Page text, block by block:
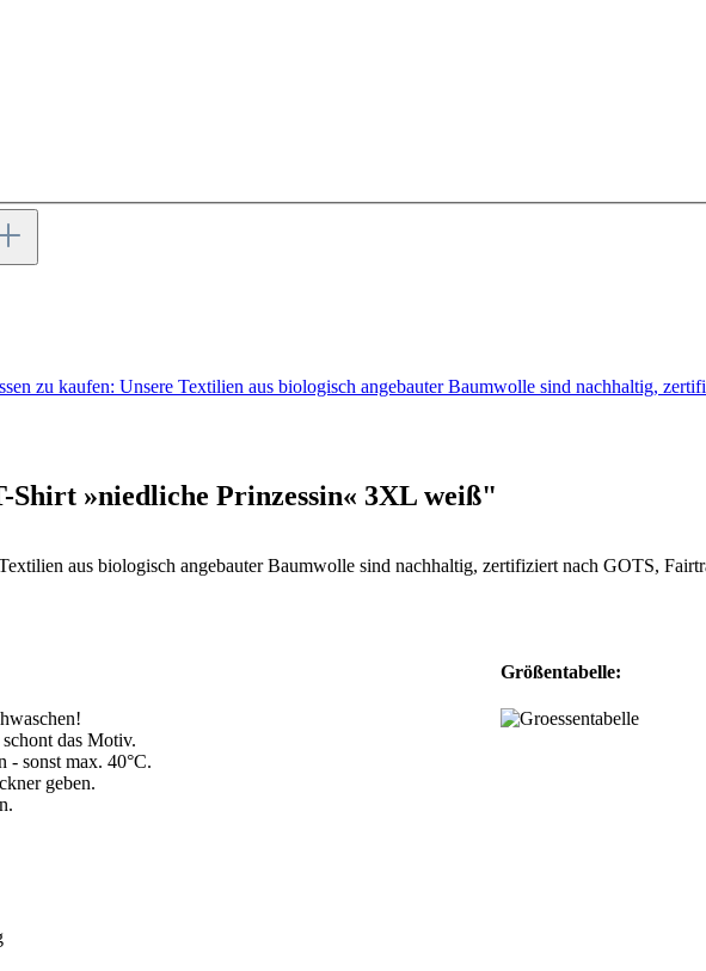
zu kaufen: Unsere Textilien aus biologisch angebauter Baumwolle sind nachhaltig,
»niedliche Prinzessin« 3XL weiß"
aus biologisch angebauter Baumwolle sind nachhaltig, zertifiziert nach GOTS,
das Motiv.
sonst max. 40°C.
geben.
Größentabelle: